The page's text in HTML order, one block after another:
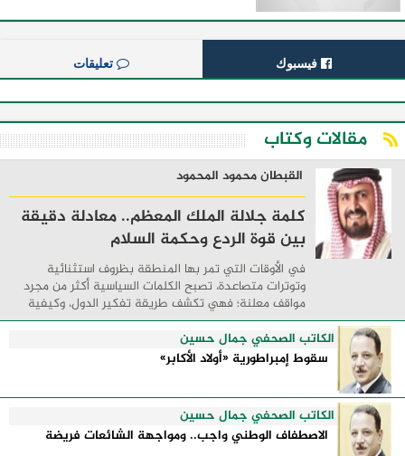
فيسبوك تعليقات
مقالات وكتاب
القبطان محمود المحمود
كلمة جلالة الملك المعظم.. معادلة دقيقة
بين قوة الردع وحكمة السلام
في الأوقات التي تمر بها المنطقة بظروف استثنائية
وتوترات متصاعدة، تصبح الكلمات السياسية أكثر من مجرد
مواقف معلنة؛ فهي تكشف طريقة تفكير الدول، وكيفية
إدارتها للأزمات، والحدود التي تفصل بين القوة ...
الكاتب الصحفي جمال حسين
سقوط إمبراطورية «أولاد الأكابر»
الكاتب الصحفي جمال حسين
الاصطفاف الوطني واجب.. ومواجهة الشائعات فريضة